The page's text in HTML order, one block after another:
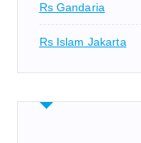
Rs Gandaria
Rs Islam Jakarta